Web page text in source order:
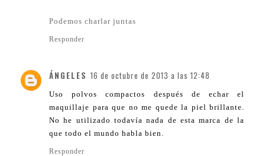
Podemos charlar juntas
Responder
ÁNGELES 16 de octubre de 2013 a las 12:48
Uso polvos compactos después de echar el
maquillaje para que no me quede la piel brillante.
No he utilizado todavía nada de esta marca de la
que todo el mundo habla bien.
Responder